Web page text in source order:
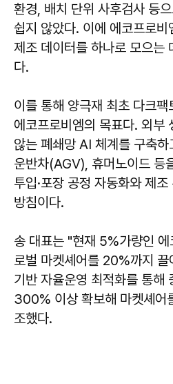
환경, 배치 단위 사후검사 등
쉽지 않았다. 이에 에코프로비
제조 데이터를 하나로 모으는
다.
이를 통해 양극재 최초 다크팩
에코프로비엠의 목표다. 외부
않는 폐쇄망 AI 체계를 구축
운반차(AGV), 휴머노이드 등
투입·포장 공정 자동화와 제
방침이다.
송 대표는 "현재 5%가량인
로벌 마켓셰어를 20%까지
기반 자율운영 최적화를 통해
300% 이상 확보해 마켓셰어
조했다.